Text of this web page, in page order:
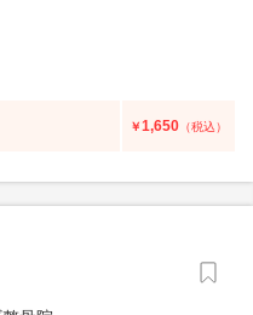
￥1,650 （税込）